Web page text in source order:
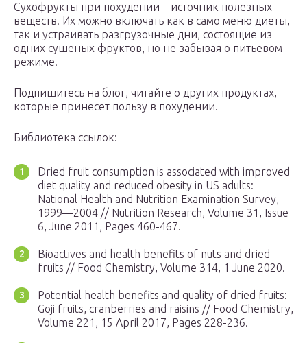
Сухофрукты при похудении – источник полезных
веществ. Их можно включать как в само меню диеты,
так и устраивать разгрузочные дни, состоящие из
одних сушеных фруктов, но не забывая о питьевом
режиме.
Подпишитесь на блог, читайте о других продуктах,
которые принесет пользу в похудении.
Библиотека ссылок:
Dried fruit consumption is associated with improved
diet quality and reduced obesity in US adults:
National Health and Nutrition Examination Survey,
1999—2004 // Nutrition Research, Volume 31, Issue
6, June 2011, Pages 460-467.
Bioactives and health benefits of nuts and dried
fruits // Food Chemistry, Volume 314, 1 June 2020.
Potential health benefits and quality of dried fruits:
Goji fruits, cranberries and raisins // Food Chemistry,
Volume 221, 15 April 2017, Pages 228-236.